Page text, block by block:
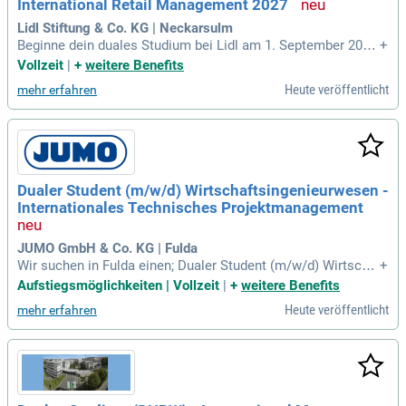
um fertigen Produkt im Regal oder Online-Shop aktiv mitzuw
irken.
International Retail Management 2027
Lidl Stiftung & Co. KG | Neckarsulm
Beginne dein duales Studium bei Lidl am 1. September 2027
und profitiere von einem bezahlten Begrüßungsmonat. In dre
wie digitale Handelskompetenzen. Dein Studium vereint The
orie an der DHBW Heilbronn mit praxisnahen Erfahrungen b
ei Lidl. Du gestaltest aktiv Prozesse in den Bereichen Einka
uf, Kunde, Finance, Corporate Functions und Operations. Der
zweisprachige Studiengang ermöglicht dir interkulturelles M
anagement und vertieftes Wissen zur internationalen Hande
lswelt. Starte jetzt deine Karriere und entfalte dein Potenzial
in einem dynamischen Umfeld!
+
Vollzeit | + weitere Benefits
mehr erfahren Heute veröffentlicht
Dualer Student (m/w/d) Wirtschaftsingenieurwesen -
Internationales Technisches Projektmanagement
JUMO GmbH & Co. KG | Fulda
Wir suchen in Fulda einen; Dualer Student (m/w/d) Wirtscha
ftsingenieurwesen; Internationales Technisches Projektman
Hochschulstudium, bei der du in kürzester Zeit eine erstklas
sige Qualifikation
+
Aufstiegsmöglichkeiten | Vollzeit
+ weitere Benefits
mehr erfahren Heute veröffentlicht